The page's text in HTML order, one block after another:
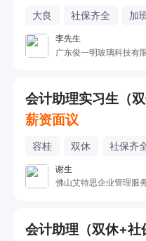
大良 社保齐全 加
李先生
广东俊一明玻璃科技有
薪资面议
容桂 双休 社保齐
谢生
佛山艾特思企业管理服